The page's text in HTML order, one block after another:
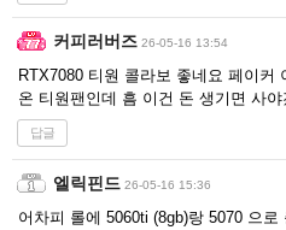
커피러버즈 26-05-16 13:54
RTX7080 티원 콜라보 좋네요 페이커
온 티원팬인데 흠 이건 돈 생기면 사야
답글
엘릭핀드 26-05-16 15:36
어차피 롤에 5060ti (8gb)랑 5070 으